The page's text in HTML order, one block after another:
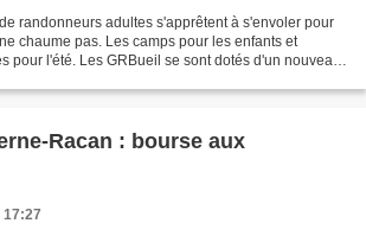
randonneurs adultes s'apprêtent à s'envoler pour
chaume pas. Les camps pour les enfants et
pour l'été. Les GRBueil se sont dotés d'un nouveau
Racan : bourse aux
17:27